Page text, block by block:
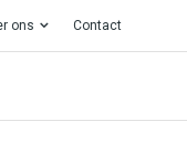
ons Contact